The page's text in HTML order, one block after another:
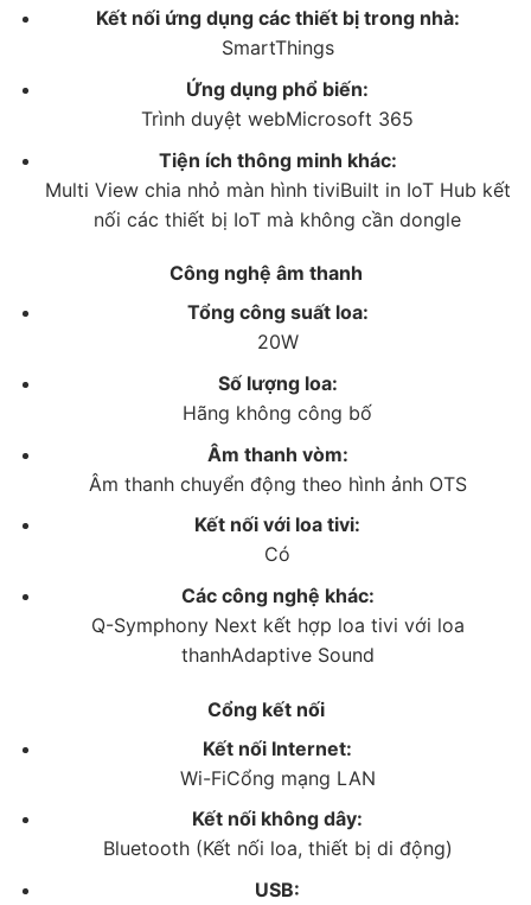
nhức mỏi sau khi xem.
– Các game thủ khi muốn thay đổi các thiết lập liên
quan đến hình ảnh có thể sử dụng
Super Ultra Wide
Game View & Game Bar
Game Motion Plus
giật lag, tăng tốc độ khung hình trong khi
các game thủ điều khiển nhân vật chính xác hơn với
độ trễ thấp.
Motion Xcelerator sẽ giúp tivi giảm thiểu
độ mờ, đồng thời tăng cường độ rõ nét của mọi
chuyển động diễn ra trên màn hình. Mọi chuyển động
thao đều được thể hiện trọn vẹn để trải nghiệm xem
của bạn trở nên tuyệt vời hơn.
*Hình ảnh chỉ mang tính chất minh họa
Công nghệ âm thanh
Kết nối ứng dụng các thiết bị trong nhà:
SmartThings
Ứng dụng phổ biến:
Trình duyệt webMicrosoft 365
Tiện ích thông minh khác:
Multi View chia nhỏ màn hình tiviBuilt in IoT Hub kết
nối các thiết bị IoT mà không cần dongle
Công nghệ âm thanh
Tổng công suất loa:
20W
Số lượng loa:
Hãng không công bố
Âm thanh vòm:
Âm thanh chuyển động theo hình ảnh OTS
Kết nối với loa tivi:
Có
Các công nghệ khác:
Q-Symphony Next kết hợp loa tivi với loa
thanhAdaptive Sound
Cổng kết nối
Kết nối Internet:
Wi-FiCổng mạng LAN
Kết nối không dây:
Bluetooth (Kết nối loa, thiết bị di động)
USB: